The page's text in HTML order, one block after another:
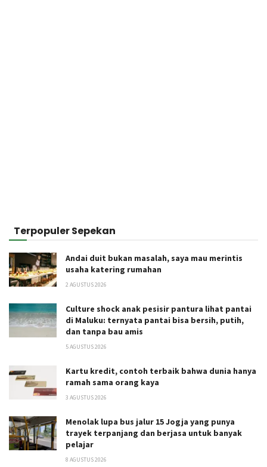
Terpopuler Sepekan
Andai duit bukan masalah, saya mau merintis
usaha katering rumahan
2 AGUSTUS 2026
Culture shock anak pesisir pantura lihat pantai
di Maluku: ternyata pantai bisa bersih, putih,
dan tanpa bau amis
5 AGUSTUS 2026
Kartu kredit, contoh terbaik bahwa dunia hanya
ramah sama orang kaya
3 AGUSTUS 2026
Menolak lupa bus jalur 15 Jogja yang punya
trayek terpanjang dan berjasa untuk banyak
pelajar
8 AGUSTUS 2026